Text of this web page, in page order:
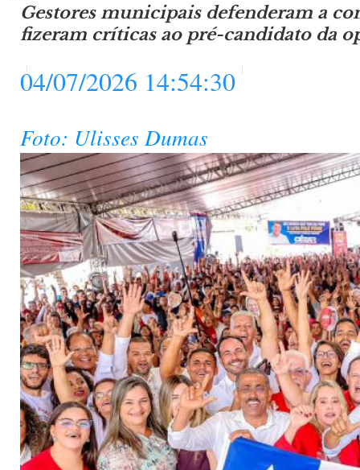
Gestores municipais defenderam a
fizeram críticas ao pré-candidato da
04/07/2026 14:54:30
Foto: Ulisses Dumas